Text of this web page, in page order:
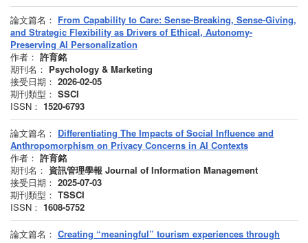
論文篇名： From Capability to Care: Sense-Breaking, Sense-Giving,
and Strategic Flexibility as Drivers of Ethical, Autonomy-
Preserving AI Personalization
作者： 許育銘
期刊名： Psychology & Marketing
接受日期： 2026-02-05
期刊類型： SSCI
ISSN： 1520-6793
論文篇名： Differentiating The Impacts of Social Influence and
Anthropomorphism on Privacy Concerns in AI Contexts
作者： 許育銘
期刊名： 資訊管理學報 Journal of Information Management
接受日期： 2025-07-03
期刊類型： TSSCI
ISSN： 1608-5752
論文篇名： Creating “meaningful” tourism experiences through